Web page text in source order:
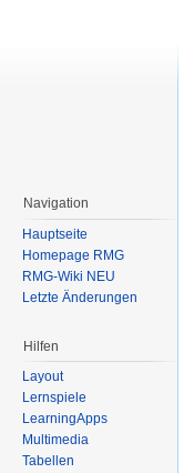
Navigation
Hauptseite
Homepage RMG
RMG-Wiki NEU
Letzte Änderungen
Hilfen
Layout
Lernspiele
LearningApps
Multimedia
Tabellen